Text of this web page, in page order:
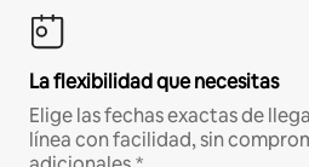
La flexibilidad que necesitas
Elige las fechas exactas de
línea con facilidad, sin